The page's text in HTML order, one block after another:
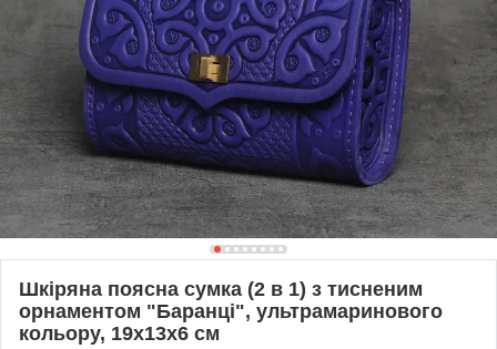
Шкіряна поясна сумка (2 в 1) з тисненим
орнаментом "Баранці", ультрамаринового
кольору, 19х13х6 см